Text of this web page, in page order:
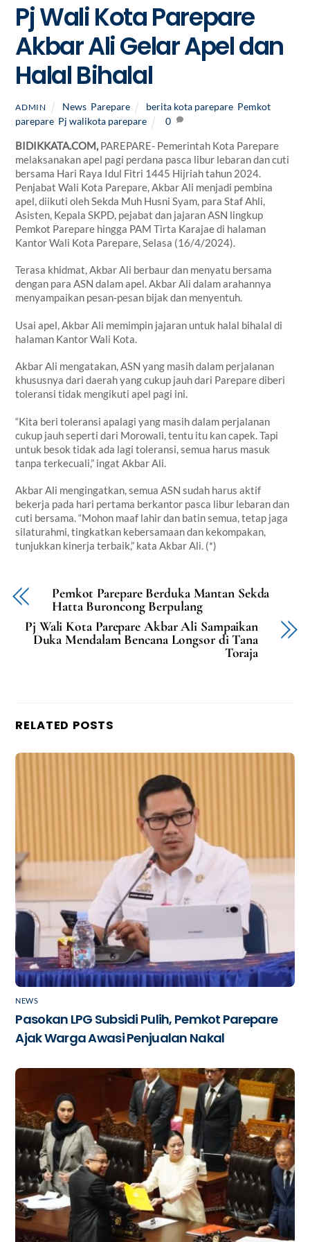
Pj Wali Kota Parepare
Akbar Ali Gelar Apel dan
Halal Bihalal
ADMIN News, Parepare berita kota parepare, Pemkot
parepare Pj walikota parepare 0
BIDIKKATA.COM, PAREPARE- Pemerintah Kota Parepare
melaksanakan apel pagi perdana pasca libur lebaran dan cuti
bersama Hari Raya Idul Fitri 1445 Hijriah tahun 2024.
Penjabat Wali Kota Parepare, Akbar Ali menjadi pembina
apel, diikuti oleh Sekda Muh Husni Syam, para Staf Ahli,
Asisten, Kepala SKPD, pejabat dan jajaran ASN lingkup
Pemkot Parepare hingga PAM Tirta Karajae di halaman
Kantor Wali Kota Parepare, Selasa (16/4/2024).
Terasa khidmat, Akbar Ali berbaur dan menyatu bersama
dengan para ASN dalam apel. Akbar Ali dalam arahannya
menyampaikan pesan-pesan bijak dan menyentuh.
Usai apel, Akbar Ali memimpin jajaran untuk halal bihalal di
halaman Kantor Wali Kota.
Akbar Ali mengatakan, ASN yang masih dalam perjalanan
khususnya dari daerah yang cukup jauh dari Parepare diberi
toleransi tidak mengikuti apel pagi ini.
“Kita beri toleransi apalagi yang masih dalam perjalanan
cukup jauh seperti dari Morowali, tentu itu kan capek. Tapi
untuk besok tidak ada lagi toleransi, semua harus masuk
tanpa terkecuali,” ingat Akbar Ali.
Akbar Ali mengingatkan, semua ASN sudah harus aktif
bekerja pada hari pertama berkantor pasca libur lebaran dan
cuti bersama. “Mohon maaf lahir dan batin semua, tetap jaga
silaturahmi, tingkatkan kebersamaan dan kekompakan,
tunjukkan kinerja terbaik,” kata Akbar Ali. (*)
Pemkot Parepare Berduka Mantan Sekda
Hatta Buroncong Berpulang
Pj Wali Kota Parepare Akbar Ali Sampaikan
Duka Mendalam Bencana Longsor di Tana
Toraja
RELATED POSTS
NEWS
Pasokan LPG Subsidi Pulih, Pemkot Parepare
Ajak Warga Awasi Penjualan Nakal